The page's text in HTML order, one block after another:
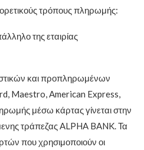
τρόπους πληρωμής:
της εταιρίας
και προπληρωμένων
Maestro, American Express,
μέσω κάρτας γίνεται στην
τράπεζας ALPHA BANK. Τα
που χρησιμοποιούν οι